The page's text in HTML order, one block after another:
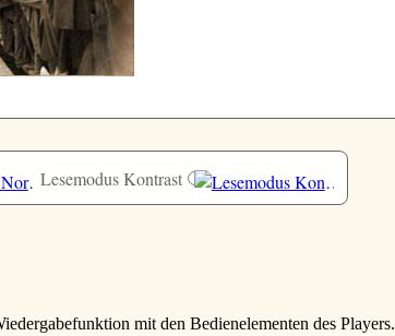
Lesemodus Kontrast
mit den Bedienelementen des Players.